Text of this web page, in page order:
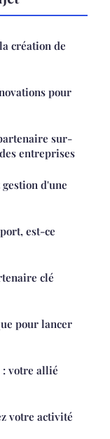
création de
pour
sur-
entreprises
d'une
est-ce
clé
pour lancer
: votre allié
votre activité